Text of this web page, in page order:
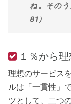
ね。その
81）
１％から
理想のサービス
ルは「一貫性」
ツとして、二つ